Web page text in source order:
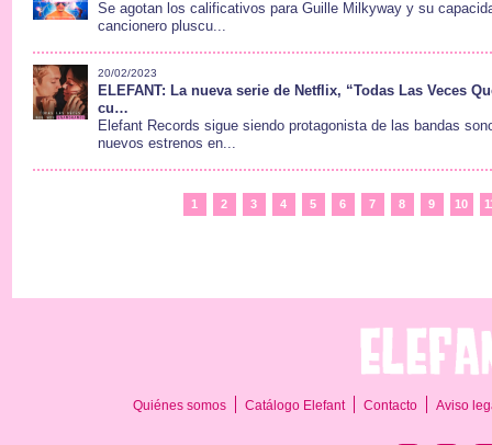
Se agotan los calificativos para Guille Milkyway y su
cancionero pluscu...
20/02/2023
ELEFANT: La nueva serie de Netflix, “Todas Las Veces
cu…
Elefant Records sigue siendo protagonista de las bandas
nuevos estrenos en...
1 2 3 4 5 6 7 8 9 10
Quiénes somos Catálogo Elefant Contacto Aviso